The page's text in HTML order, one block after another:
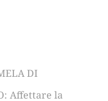
DI
Affettare la